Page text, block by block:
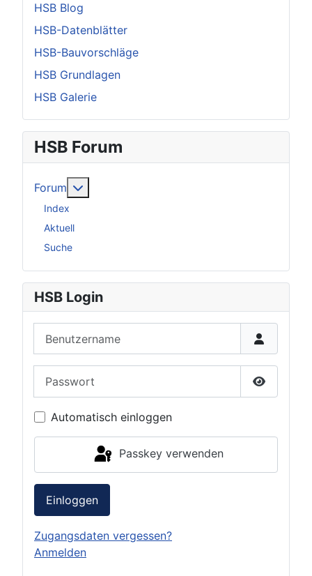
HSB Blog
HSB-Datenblätter
HSB-Bauvorschläge
HSB Grundlagen
HSB Galerie
HSB Forum
Forum
Index
Aktuell
Suche
HSB Login
Passwort
Automatisch einloggen
Passkey verwenden
Einloggen
Zugangsdaten vergessen?
Anmelden